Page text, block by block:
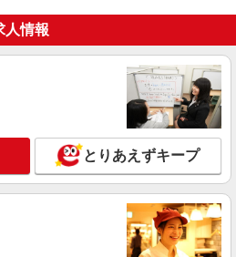
詳細を見る
グ高輪店
キッチンスタッフ
：時給 1300円〜 ※研修40時間、時給
円 ※交通費一部支給 ※昇給あり
房 高輪ウィング店 （東京都港区高輪
ィング高輪2F）
詳細を見る
人情報
とりあえずキープ